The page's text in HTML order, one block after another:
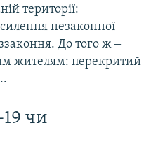
території:
незаконної
До того ж ‒
жителям: перекритий
чи